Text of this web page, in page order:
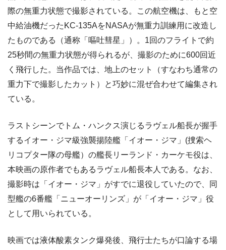
際の無重力状態で撮影されている。この航空機は、もと空
中給油機だったKC-135AをNASAが無重力訓練用に改造し
たものである（通称「嘔吐彗星」）。1回のフライトで約
25秒間の無重力状態が得られるが、撮影のために600回近
く飛行した。当作品では、地上のセット（すなわち通常の
重力下で撮影したカット）と巧妙に混ぜ合わせて編集され
ている。
ラストシーンでトム・ハンクス演じるラヴェル船長が握手
するイオー・ジマ級強襲揚陸艦「イオー・ジマ」(捜索ヘ
リコプター隊の母艦）の艦長リーランド・カーケモ役は、
本映画の原作者でもあるラヴェル船長本人である。なお、
撮影時は「イオー・ジマ」がすでに退役していたので、同
型艦の6番艦「ニューオーリンズ」が「イオー・ジマ」役
として用いられている。
映画では液体酸素タンク爆発後、飛行士たちが口論する場